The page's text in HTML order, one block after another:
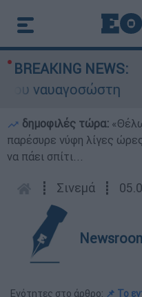
BREAKING NEWS:
ναυαγοσώστη
δημοφιλές τώρα:
παρέσυρε νύφη λίγες
να πάει σπίτι...
┋ Σινεμά ┋
Ενότητες στο άρθρο: 📌 Το